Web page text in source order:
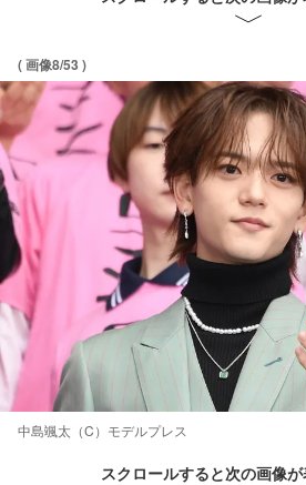
( 画像8/53 )
中島颯太（C）モデルプレス
スクロールすると次の画像